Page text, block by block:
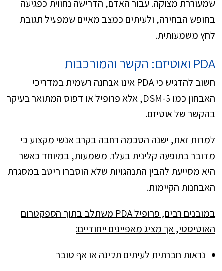
שמעוררת מצוקה. עבור האדם, הדרישה נחווית כפגיעה
בחופש הבחירה, ולעיתים כמצב מאיים שמפעיל תגובת
לחץ משמעותית.
PDA ואוטיזם: הקשר והמורכבות
חשוב להדגיש כי PDA אינו אבחנה רשמית במדריכי
האבחון כמו DSM-5, אלא פרופיל או דפוס המתואר בעיקר
בהקשר של אוטיזם.
למרות זאת, ישנה הסכמה רחבה בקרב אנשי מקצוע כי
מדובר בתופעה קלינית בעלת משמעות, במיוחד כאשר
היא מסייעת להבין התנהגויות שלא הוסברו היטב במסגרת
האבחנות הקיימות.
במובנים רבים, פרופיל PDA משתלב בתוך הספקטרום
האוטיסטי, אך מציג מאפיינים ייחודיים:
נראות חברתית לעיתים תקינה או אף טובה